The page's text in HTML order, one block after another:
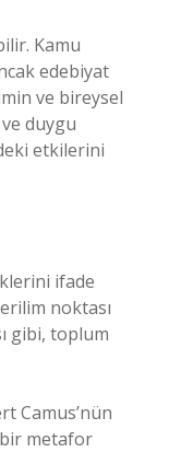
Kamu
edebiyat
ve bireysel
duygu
etkilerini
ifade
noktası
gibi, toplum
Camus’nün
metafor